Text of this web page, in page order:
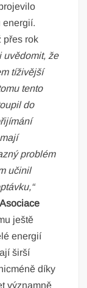
energií.
přes rok
uvědomit, že
tíživější
tento
do
problém
učinil
ještě
energií
širší
díky
významně